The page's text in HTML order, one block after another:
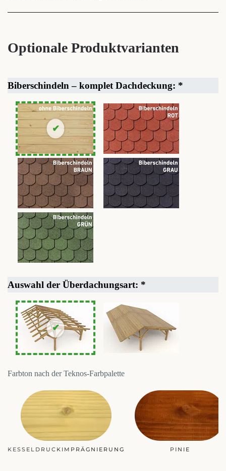
Optionale Produktvarianten
Biberschindeln – komplet Dachdeckung: *
Auswahl der Überdachungsart: *
Farbton nach der Teknos-Farbpalette
KESSELDRUCKIMPRÄGNIERUNG PINIE